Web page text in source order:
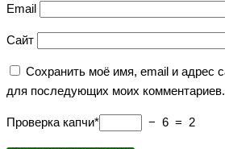
Email
Сайт
Сохранить моё имя, email и адрес
для последующих моих комментариев.
Проверка капчи* − 6 = 2